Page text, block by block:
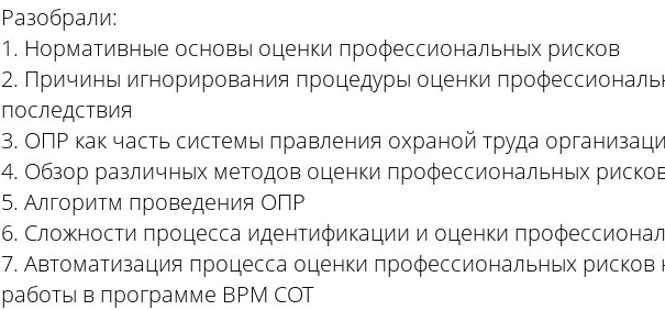
Разобрали:
1. Нормативные основы оценки профессиональных рисков
2. Причины игнорирования процедуры оценки
последствия
3. ОПР как часть системы правления охраной труда
4. Обзор различных методов оценки профессиональных
5. Алгоритм проведения ОПР
6. Сложности процесса идентификации и оценки
7. Автоматизация процесса оценки профессиональных
работы в программе ВРМ СОТ